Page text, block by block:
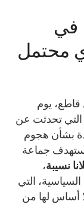
في
محتمل
قاطع، يوم
الإعلامية التي تحدثت عن
بشأن هجوم
جماعة
نسيبة،
التي
أساس لها من